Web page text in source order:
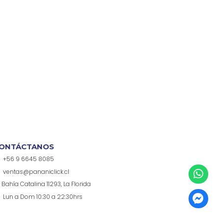
+56 9 6645 8085
ventas@pananiclick.cl
Bahía Catalina 11293, La Florida
Lun a Dom 10:30 a 22:30hrs